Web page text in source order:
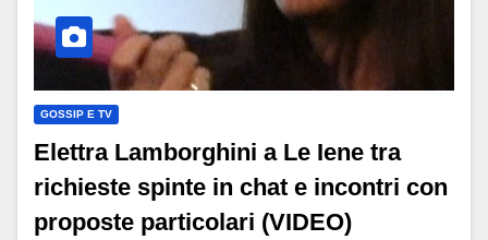
GOSSIP E TV
Elettra Lamborghini a Le Iene tra
richieste spinte in chat e incontri con
proposte particolari (VIDEO)